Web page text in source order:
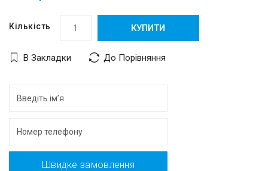
Кількість КУПИТИ
В Закладки До Порівняння
Швидке замовлення